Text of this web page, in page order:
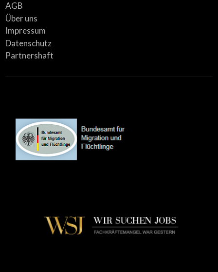
AGB
Über uns
Impressum
Datenschutz
Partnershaft